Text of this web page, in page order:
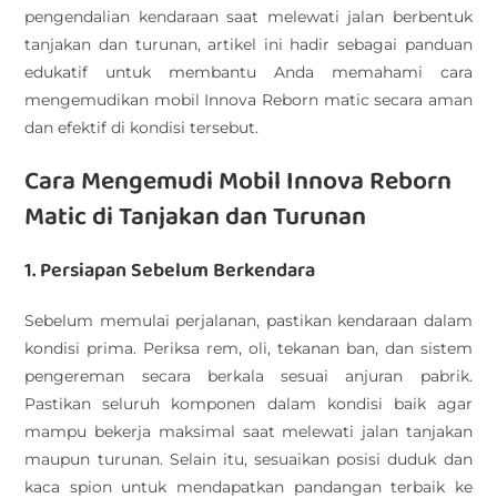
pengendalian kendaraan saat melewati jalan berbentuk
tanjakan dan turunan, artikel ini hadir sebagai panduan
edukatif untuk membantu Anda memahami cara
mengemudikan mobil Innova Reborn matic secara aman
dan efektif di kondisi tersebut.
Cara Mengemudi Mobil Innova Reborn
Matic di Tanjakan dan Turunan
1. Persiapan Sebelum Berkendara
Sebelum memulai perjalanan, pastikan kendaraan dalam
kondisi prima. Periksa rem, oli, tekanan ban, dan sistem
pengereman secara berkala sesuai anjuran pabrik.
Pastikan seluruh komponen dalam kondisi baik agar
mampu bekerja maksimal saat melewati jalan tanjakan
maupun turunan. Selain itu, sesuaikan posisi duduk dan
kaca spion untuk mendapatkan pandangan terbaik ke